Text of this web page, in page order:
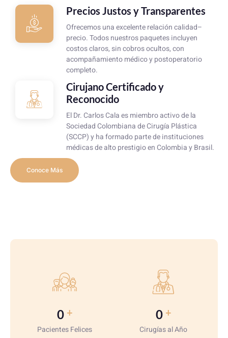
Precios Justos y Transparentes
Ofrecemos una excelente relación calidad–
precio. Todos nuestros paquetes incluyen
costos claros, sin cobros ocultos, con
acompañamiento médico y postoperatorio
completo.
Cirujano Certificado y
Reconocido
El Dr. Carlos Cala es miembro activo de la
Sociedad Colombiana de Cirugía Plástica
(SCCP) y ha formado parte de instituciones
médicas de alto prestigio en Colombia y Brasil.
Conoce Más
0 +
Pacientes Felices
0 +
Cirugías al Año